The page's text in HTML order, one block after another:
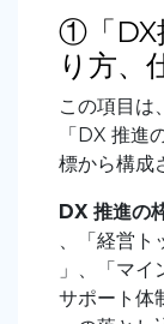
①「DX
り方、
この項目は
「DX 推進
標から構成
DX 推進の
、「経営
」、「マイ
サポート体